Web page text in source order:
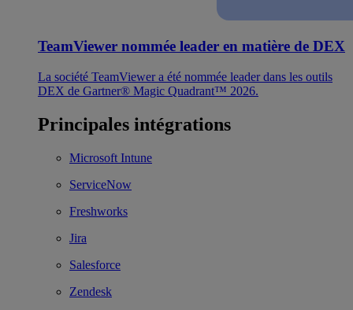
TeamViewer nommée leader en matière de DEX
La société TeamViewer a été nommée leader dans les outils
DEX de Gartner® Magic Quadrant™ 2026.
Principales intégrations
Microsoft Intune
ServiceNow
Freshworks
Jira
Salesforce
Zendesk